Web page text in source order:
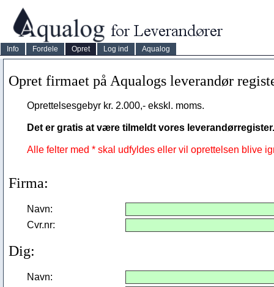
Info Fordele Opret Log ind Aqualog
Opret firmaet på Aqualogs leverandør
Oprettelsesgebyr kr. 2.000,- ekskl. moms.
Det er gratis at være tilmeldt vores leverandørregister.
Alle felter med * skal udfyldes eller vil oprettelsen blive
Firma:
Navn:
Cvr.nr:
Dig:
Navn: